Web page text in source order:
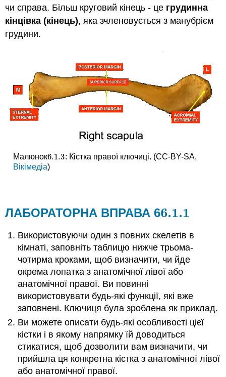
чи справа. Більш круговий кінець - це грудинна
кінцівка (кінець), яка зчленовується з манубрієм
грудини.
Малюнок6.1.3
6.1.3: Кістка правої ключиці. (CC-BY-SA,
Вікімедіа)
ЛАБОРАТОРНА ВПРАВА 66.1.1
6.1.1
Використовуючи один з повних скелетів в
кімнаті, заповніть таблицю нижче трьома-
чотирма кроками, щоб визначити, чи йде
окрема лопатка з анатомічної лівої або
анатомічної правої. Ви повинні
використовувати будь-які функції, які вже
заповнені. Ключиця була зроблена як приклад.
Ви можете описати будь-які особливості цієї
кістки і в якому напрямку їй доводиться
стикатися, щоб дозволити вам визначити, чи
прийшла ця конкретна кістка з анатомічної лівої
або анатомічної правої.